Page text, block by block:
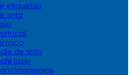
etiquetas
tinta
de tinta
laser
Impresoras